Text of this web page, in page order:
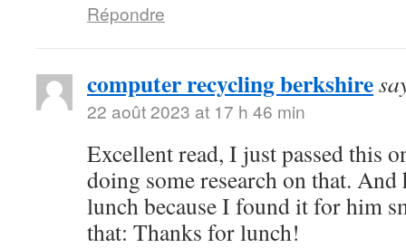
Répondre
computer recycling berkshire
22 août 2023 at 17 h 46 min
Excellent read, I just passed this
doing some research on that.
lunch because I found it for him
that: Thanks for lunch!